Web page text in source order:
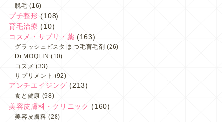
脱毛 (16)
プチ整形 (108)
育毛治療 (10)
コスメ・サプリ・薬 (163)
グラッシュビスタ|まつ毛育毛剤 (26)
Dr.MOQLIN (10)
コスメ (33)
サプリメント (92)
アンチエイジング (213)
食と健康 (98)
美容皮膚科・クリニック (160)
美容皮膚科 (28)